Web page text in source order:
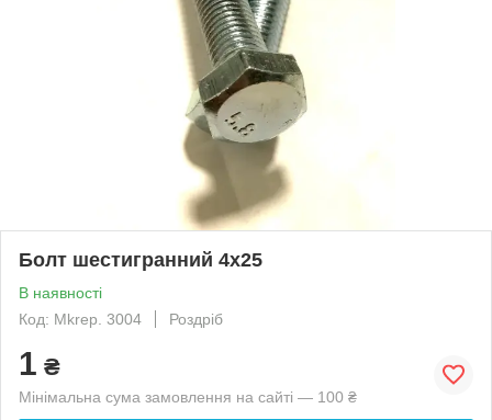
Болт шестигранний 4х25
В наявності
Код: Mkrep. 3004
Роздріб
1 ₴
Мінімальна сума замовлення на сайті — 100 ₴